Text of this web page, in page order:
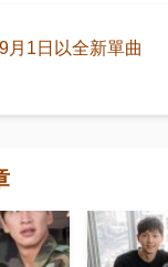
月1日以全新單曲